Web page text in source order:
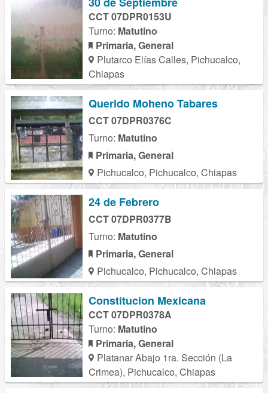
CCT 07DPR0153U
Turno: Matutino
Primaria, General
Plutarco Elías Calles, Pichucalco,
Chiapas
Querido Moheno Tabares
CCT 07DPR0376C
Turno: Matutino
Primaria, General
Pichucalco, Pichucalco, Chiapas
24 de Febrero
CCT 07DPR0377B
Turno: Matutino
Primaria, General
Pichucalco, Pichucalco, Chiapas
Constitucion Mexicana
CCT 07DPR0378A
Turno: Matutino
Primaria, General
Platanar Abajo 1ra. Sección (La
Crimea), Pichucalco, Chiapas